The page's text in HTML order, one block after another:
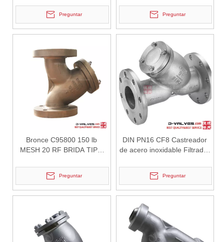
2026-07-01
J-VALVES fabricante de válvulas de mariposa tipo oblea de
Preguntar Preguntar
Bronce C95800 150 lb
MESH 20 RF BRIDA TIPO
Preguntar
DIN PN16 CF8 Castreador
de acero inoxidable Filtrador
Preguntar